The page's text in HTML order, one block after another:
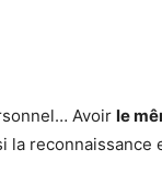
Avoir le
la reconnaissance